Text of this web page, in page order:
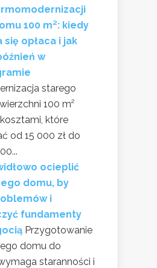
100 m²: kiedy
się opłaca i jak
w
starego
100 m²
które
od 15 000 zł do
ocieplić
domu, by
i
fundamenty
Przygotowanie
domu do
staranności i